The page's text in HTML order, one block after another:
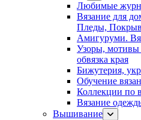
Любимые
Вязание для
Пледы,
Амигуруми.
Узоры,
обвязка края
Бижутерия,
Обучение
Коллекции по
Вязание
Вышивание